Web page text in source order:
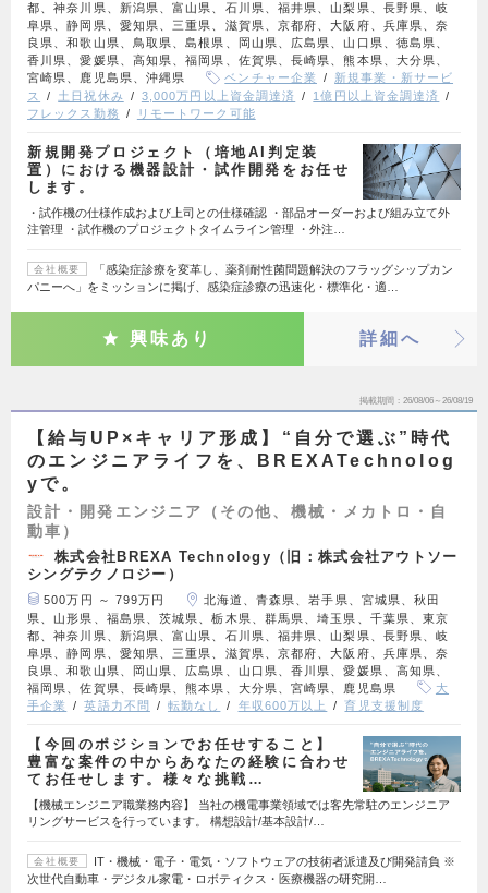
都、神奈川県、新潟県、富山県、石川県、福井県、山梨県、長野県、岐
阜県、静岡県、愛知県、三重県、滋賀県、京都府、大阪府、兵庫県、奈
良県、和歌山県、鳥取県、島根県、岡山県、広島県、山口県、徳島県、
香川県、愛媛県、高知県、福岡県、佐賀県、長崎県、熊本県、大分県、
宮崎県、鹿児島県、沖縄県
ベンチャー企業
新規事業・新サービ
ス
土日祝休み 3,000万円以上資金調達済
1億円以上資金調達済
フレックス勤務
リモートワーク可能
新規開発プロジェクト（培地AI判定装
置）における機器設計・試作開発をお任せ
します。
・試作機の仕様作成および上司との仕様確認 ・部品オーダーおよび組み立て外
注管理 ・試作機のプロジェクトタイムライン管理 ・外注…
会社概要
「感染症診療を変革し、薬剤耐性菌問題解決のフラッグシップカン
パニーへ」をミッションに掲げ、感染症診療の迅速化・標準化・適…
興味あり 詳細へ
掲載期間 26/08/06～26/08/19
【給与UP×キャリア形成】“自分で選ぶ”時代
のエンジニアライフを、BREXATechnolog
yで。
設計・開発エンジニア（その他、機械・メカトロ・自
動車）
株式会社BREXA Technology（旧：株式会社アウトソー
シングテクノロジー）
500万円 ～ 799万円
北海道、青森県、岩手県、宮城県、秋田
県、山形県、福島県、茨城県、栃木県、群馬県、埼玉県、千葉県、東京
都、神奈川県、新潟県、富山県、石川県、福井県、山梨県、長野県、岐
阜県、静岡県、愛知県、三重県、滋賀県、京都府、大阪府、兵庫県、奈
良県、和歌山県、岡山県、広島県、山口県、香川県、愛媛県、高知県、
福岡県、佐賀県、長崎県、熊本県、大分県、宮崎県、鹿児島県
大
手企業
英語力不問 転勤なし 年収600万以上 育児支援制度
【今回のポジションでお任せすること】
豊富な案件の中からあなたの経験に合わせ
てお任せします。様々な挑戦…
【機械エンジニア職業務内容】 当社の機電事業領域では客先常駐のエンジニア
リングサービスを行っています。 構想設計/基本設計/…
会社概要
IT・機械・電子・電気・ソフトウェアの技術者派遣及び開発請負 ※
次世代自動車・デジタル家電・ロボティクス・医療機器の研究開…